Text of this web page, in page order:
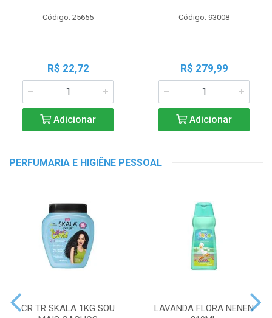
Código: 25655
R$ 22,72
Adicionar
Código: 93008
R$ 279,99
Adicionar
PERFUMARIA E HIGIÊNE PESSOAL
CR TR SKALA 1KG SOU
LAVANDA FLORA NENEN